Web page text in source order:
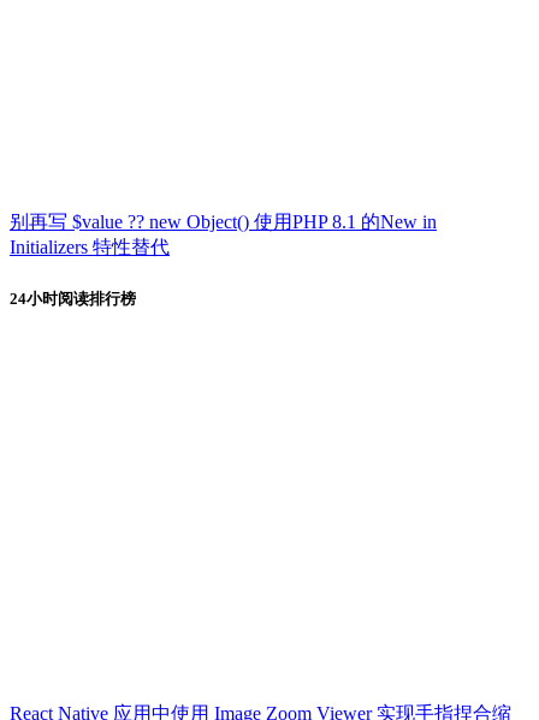
别再写 $value ?? new Object() 使用PHP 8.1 的New in
Initializers 特性替代
24小时阅读排行榜
React Native 应用中使用 Image Zoom Viewer 实现手指捏合缩